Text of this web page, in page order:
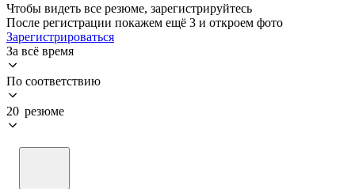
Чтобы видеть все резюме, зарегистрируйтесь
После регистрации покажем ещё 3 и откроем фото
Зарегистрироваться
За всё время
По соответствию
20 резюме